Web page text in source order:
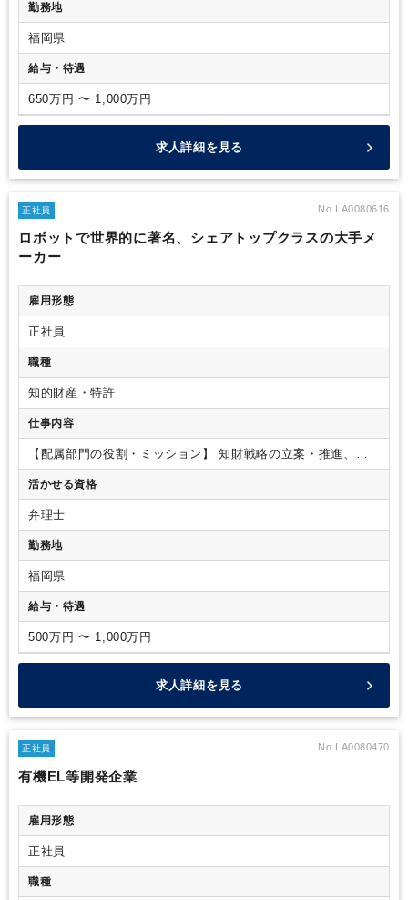
勤務地
福岡県
給与・待遇
650万円 〜 1,000万円
求人詳細を見る
正社員 No.LA0080616
ロボットで世界的に著名、シェアトップクラスの大手メ
ーカー
雇用形態
正社員
職種
知的財産・特許
仕事内容
【配属部門の役割・ミッション】
知財戦略の立案・推進、知
財調査・出願・権利化 【具体的な業務内容】特許調査、特許
出願・権利化、特許分析、意匠・商標対応
許調査からの総合的なクリアランス判断と出願戦略立案・遂
行）
活かせる資格
弁理士
勤務地
福岡県
給与・待遇
500万円 〜 1,000万円
求人詳細を見る
正社員 No.LA0080470
有機EL等開発企業
雇用形態
正社員
職種